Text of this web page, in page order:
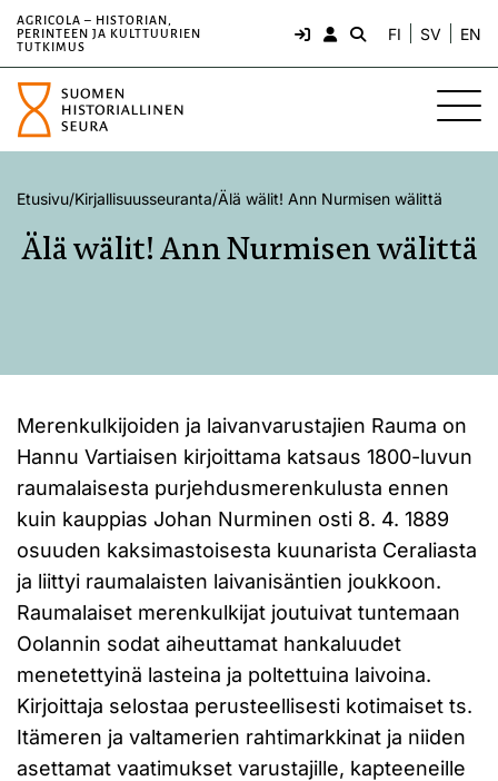
AGRICOLA – HISTORIAN,
PERINTEEN JA KULTTUURIEN
TUTKIMUS
FI SV EN
Etusivu/Kirjallisuusseuranta/Älä wälit! Ann Nurmisen wälittä
Älä wälit! Ann Nurmisen wälittä
Merenkulkijoiden ja laivanvarustajien Rauma on
Hannu Vartiaisen kirjoittama katsaus 1800-luvun
raumalaisesta purjehdusmerenkulusta ennen
kuin kauppias Johan Nurminen osti 8. 4. 1889
osuuden kaksimastoisesta kuunarista Ceraliasta
ja liittyi raumalaisten laivanisäntien joukkoon.
Raumalaiset merenkulkijat joutuivat tuntemaan
Oolannin sodat aiheuttamat hankaluudet
menetettyinä lasteina ja poltettuina laivoina.
Kirjoittaja selostaa perusteellisesti kotimaiset ts.
Itämeren ja valtamerien rahtimarkkinat ja niiden
asettamat vaatimukset varustajille, kapteeneille